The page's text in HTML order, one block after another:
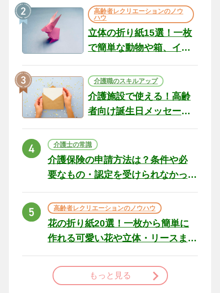
の現場から（22）
高齢者レクリエーションのノウ
ハウ
立体の折り紙15選！一枚
で簡単な動物や箱、イン
テリアになる作品まで
介護職のスキルアップ
介護施設で使える！高齢
者向け誕生日メッセージ
の例文と書き方のポイン
ト
介護士の常識
介護保険の申請方法は？条件や必
要なもの・認定を受けられなかっ
た場合の対処法
高齢者レクリエーションのノウハウ
花の折り紙20選！一枚から簡単に
作れる可愛い花や立体・リースま
で
もっと見る